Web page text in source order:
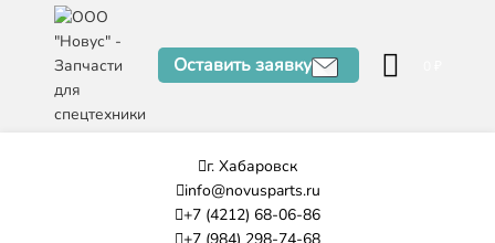
Оставить заявку
г. Хабаровск
info@novusparts.ru
+7 (4212) 68-06-86